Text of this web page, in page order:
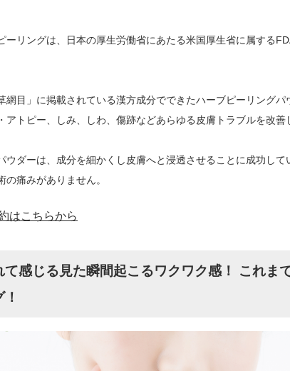
ーリングは、日本の厚生労働省にあたる米国厚生省に属する
網目」に掲載されている漢方成分でできたハーブピーリングパ
アトピー、しみ、しわ、傷跡などあらゆる皮膚トラブルを改善
ウダーは、成分を細かくし皮膚へと浸透させることに成功し
痛みがありません。
はこちらから
て感じる見た瞬間起こるワクワク感！ これま